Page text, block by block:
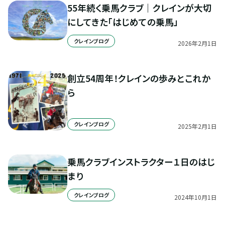
55年続く乗馬クラブ｜クレインが大切
にしてきた「はじめての乗馬」
クレインブログ 2026年2月1 日
創立54周年！クレインの歩みとこれか
ら
クレインブログ 2025年2月1 日
乗馬クラブインストラクター１日のはじ
まり
クレインブログ 2024年10月1 日